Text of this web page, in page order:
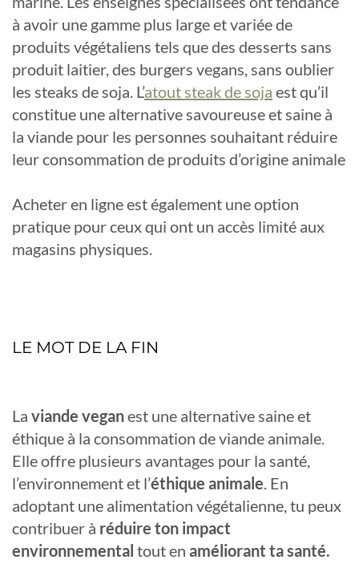
à avoir une gamme plus large et variée de
produits végétaliens tels que des desserts sans
produit laitier, des burgers vegans, sans oublier
les steaks de soja. L’atout steak de soja est qu’il
constitue une alternative savoureuse et saine à
la viande pour les personnes souhaitant réduire
leur consommation de produits d’origine animale
Acheter en ligne est également une option
pratique pour ceux qui ont un accès limité aux
magasins physiques.
LE MOT DE LA FIN
La viande veganest une alternative saine et
éthique à la consommation de viande animale.
Elle offre plusieurs avantages pour la santé,
l’environnement et l’éthique animale. En
adoptant une alimentation végétalienne, tu peux
contribuer à réduire ton impact
environnemental tout en améliorant ta santé.